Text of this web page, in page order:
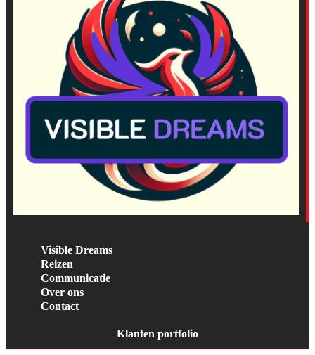
Visible Dreams
Reizen
Communicatie
Over ons
Contact
Klanten portfolio